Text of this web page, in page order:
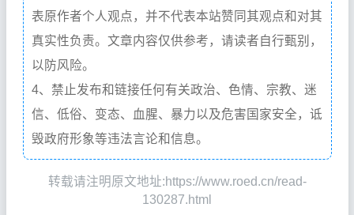
表原作者个人观点，并不代表本站赞同其观点和对其
真实性负责。文章内容仅供参考，请读者自行甄别，
以防风险。
4、禁止发布和链接任何有关政治、色情、宗教、迷
信、低俗、变态、血腥、暴力以及危害国家安全，诋
毁政府形象等违法言论和信息。
转载请注明原文地址:https://www.roed.cn/read-
130287.html